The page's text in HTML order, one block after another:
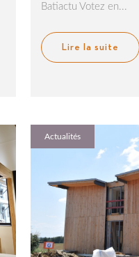
Batiactu Votez en...
Lire la suite
Actualités